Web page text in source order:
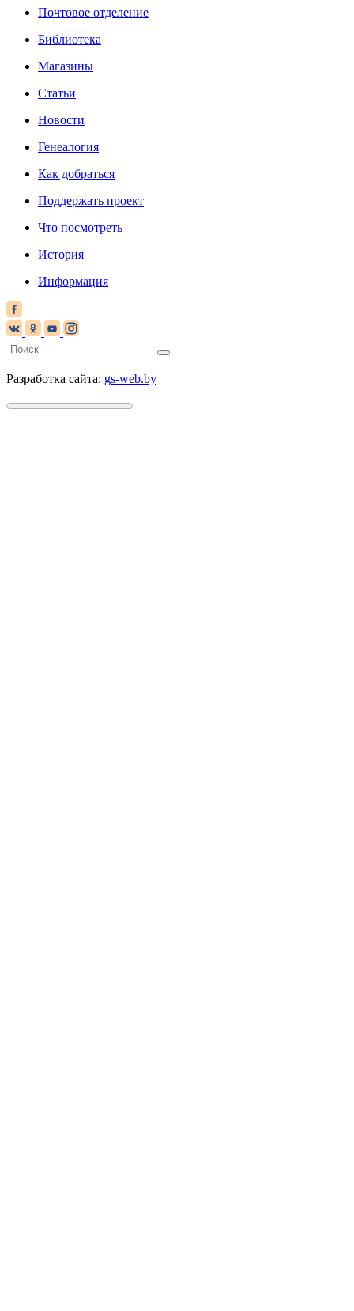
Почтовое отделение
Библиотека
Магазины
Статьи
Новости
Генеалогия
Как добраться
Поддержать проект
Что посмотреть
История
Информация
Разработка сайта: gs-web.by